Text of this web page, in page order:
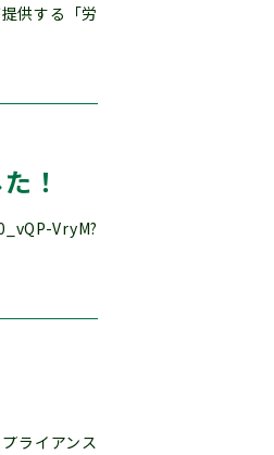
供する「労
！
VryM?
ライアンス